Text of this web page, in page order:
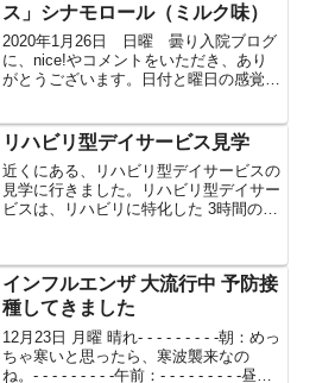
ス」シナモロール（ミルク味）
2020年1月26日 日曜 曇り入院ブログ
に、nice!やコメントをいただき、あり
がとうございます。日付と曜日の感覚が
ル（ミルク味） -------0時50分 夜中
に...
リハビリ型デイサービス見学
近くにある、リハビリ型デイサービスの
見学に行きました。リハビリ型デイサー
ビスは、リハビリに特化した 3時間のデ
がやる運動なので、フィットネスジムの
イメージです。
インフルエンザ 大流行中 予防接
種してきました
12月23日 月曜 晴れ- - - - - - - - -朝：めっ
ちゃ寒いと思ったら、寒波襲来なの
ね。- - - - - - - - -午前：- - - - - - - - -昼：